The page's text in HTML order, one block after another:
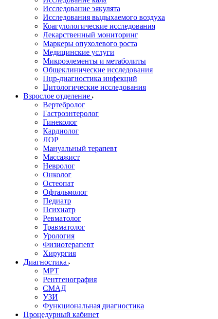
Исследование эякулята
Исследования выдыхаемого воздуха
Коагулологические исследования
Лекарственный мониторинг
Маркеры опухолевого роста
Медицинские услуги
Микроэлементы и метаболиты
Общеклинические исследования
Пцр-диагностика инфекций
Цитологические исследования
Взрослое отделение
Вертебролог
Гастроэнтеролог
Гинеколог
Кардиолог
ЛОР
Мануальный терапевт
Массажист
Невролог
Онколог
Остеопат
Офтальмолог
Педиатр
Психиатр
Ревматолог
Травматолог
Урология
Физиотерапевт
Хирургия
Диагностика
МРТ
Рентгенография
СМАД
УЗИ
Функциональная диагностика
Процедурный кабинет